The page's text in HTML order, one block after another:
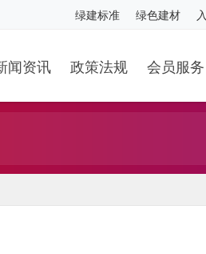
绿建标准 绿色建材
闻资讯 政策法规 会员服务